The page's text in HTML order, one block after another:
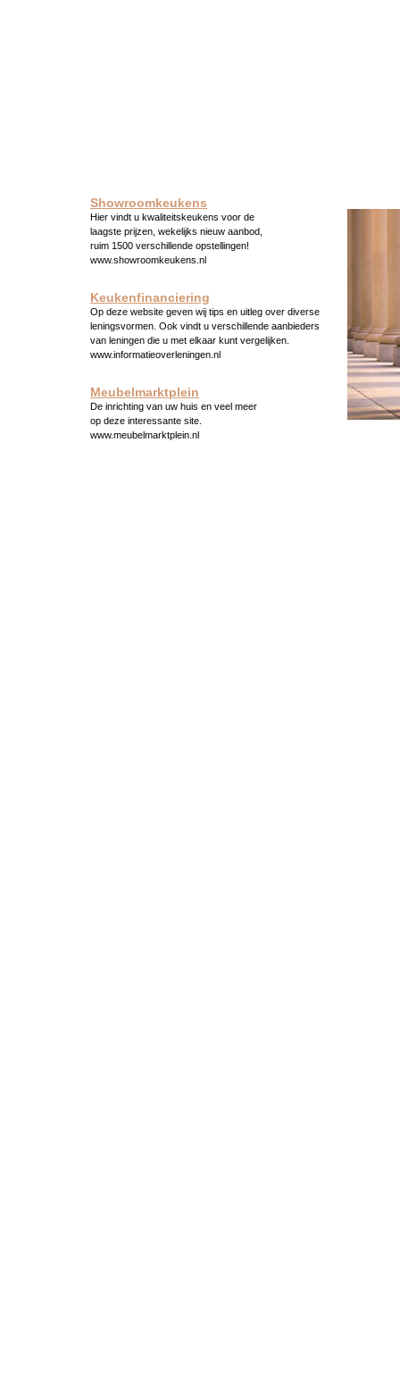
Showroomkeukens
Hier vindt u kwaliteitskeukens voor de
laagste prijzen, wekelijks nieuw aanbod,
ruim 1500 verschillende opstellingen!
www.showroomkeukens.nl
Keukenfinanciering
Op deze website geven wij tips en uitleg over diverse
leningsvormen. Ook vindt u verschillende aanbieders
van leningen die u met elkaar kunt vergelijken.
www.informatieoverleningen.nl
Meubelmarktplein
De inrichting van uw huis en veel meer
op deze interessante site.
www.meubelmarktplein.nl